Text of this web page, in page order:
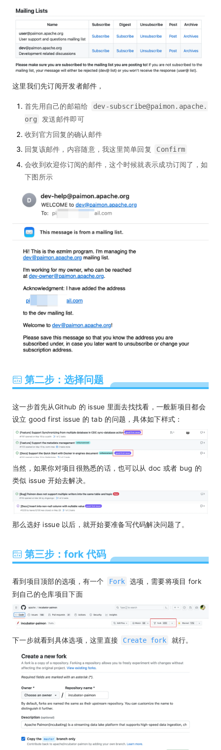
这里我们先订阅开发者邮件，
首先用自己的邮箱给
dev-subscribe@paimon.apache.
org
发送邮件即可
收到官方回复的确认邮件
回复该邮件，内容随意，我这里简单回复
Confirm
会收到欢迎你订阅的邮件，这个时候就表示成功订阅了，如
下图所示
第二步：选择问题
这一步首先从Github 的 issue 里面去找找看，一般新项目都会
设立 good first issue 的 tab 的问题，具体如下样式：
当然，如果你对项目很熟悉的话，也可以从 doc 或者 bug 的
类似 issue 开始去解决。
那么选好 issue 以后，就开始要准备写代码解决问题了。
第三步：fork 代码
看到项目顶部的选项，有一个 Fork
选项，需要将项目 fork
到自己的仓库项目下面
下一步就看到具体选项，这里直接 Create fork 就行。